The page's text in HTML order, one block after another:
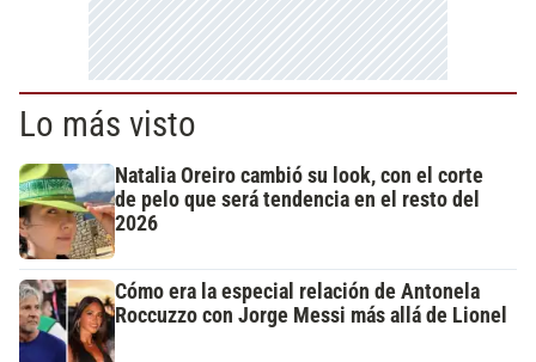
Lo más visto
Natalia Oreiro cambió su look, con el corte
de pelo que será tendencia en el resto del
2026
Cómo era la especial relación de Antonela
Roccuzzo con Jorge Messi más allá de Lionel